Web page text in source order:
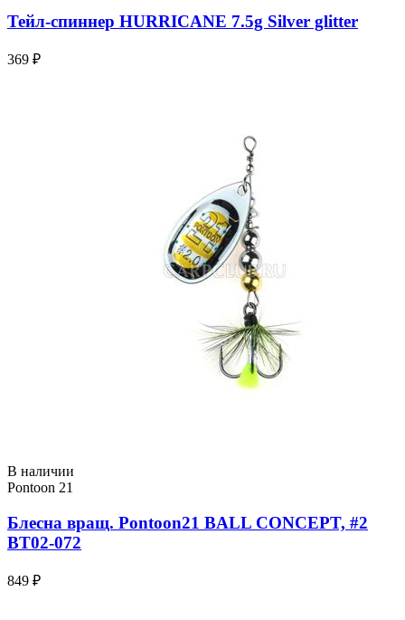
Тейл-спиннер HURRICANE 7.5g Silver glitter
369 ₽
В наличии
Pontoon 21
Блесна вращ. Pontoon21 BALL CONCEPT, #2
BT02-072
849 ₽